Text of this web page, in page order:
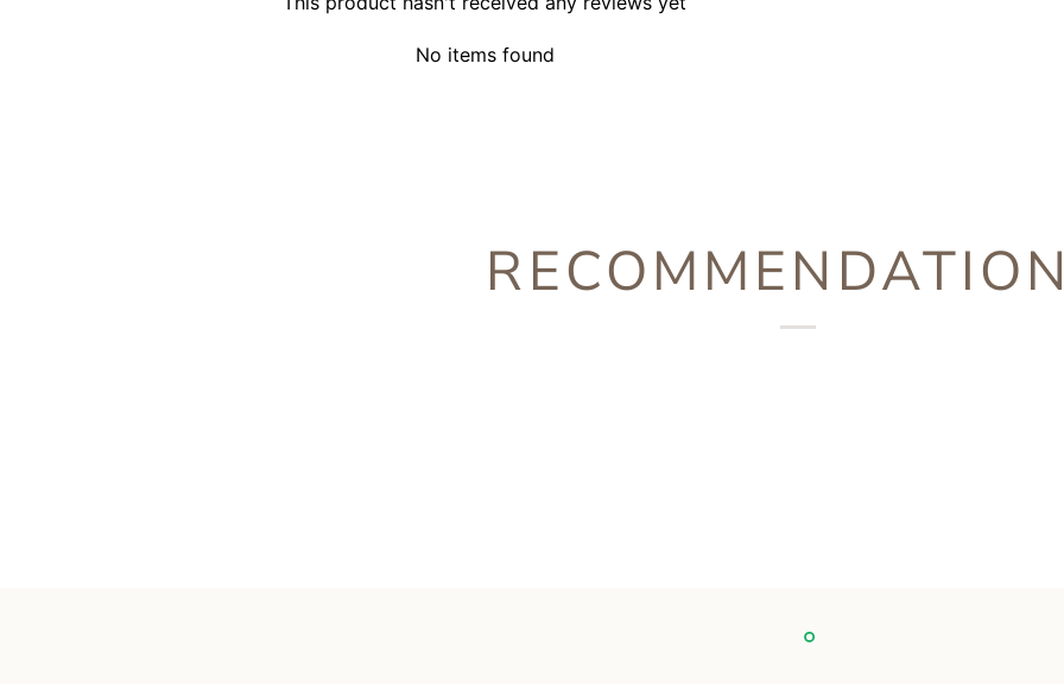
No items found